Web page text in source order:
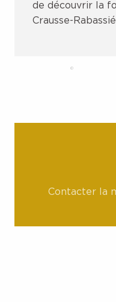
de découvrir la
Crausse-
Contacter la